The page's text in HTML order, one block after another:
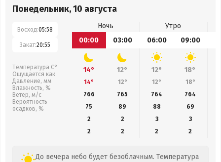
Понедельник, 10 августа
Восход:05:58
Закат:20:55
Температура С°
Ощущается как
Давление, мм
Влажность, %
Ветер, м/с
Вероятность
осадков, %
Ночь
Утро
00:00
03:00 06:00 09:00
14° 12° 12° 18°
14° 12° 12° 18°
766
765 764 764
75
89 88 69
2
2 3
3
2
2 2 2
До вечера небо будет безоблачным. Температура